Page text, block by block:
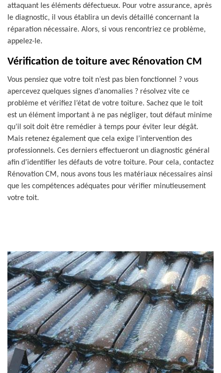
attaquant les éléments défectueux. Pour votre assurance, après
le diagnostic, il vous établira un devis détaillé concernant la
réparation nécessaire. Alors, si vous rencontriez ce problème,
appelez-le.
Vérification de toiture avec Rénovation CM
Vous pensiez que votre toit n’est pas bien fonctionnel ? vous
apercevez quelques signes d’anomalies ? résolvez vite ce
problème et vérifiez l’état de votre toiture. Sachez que le toit
est un élément important à ne pas négliger, tout défaut minime
qu’il soit doit être remédier à temps pour éviter leur dégât.
Mais retenez également que cela exige l’intervention des
professionnels. Ces derniers effectueront un diagnostic général
afin d’identifier les défauts de votre toiture. Pour cela, contactez
Rénovation CM, nous avons tous les matériaux nécessaires ainsi
que les compétences adéquates pour vérifier minutieusement
votre toit.